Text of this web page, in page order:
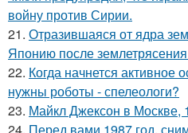
войну против Сирии.
21. Отразившаяся от ядра
Японию после
22. Когда начнется активное
нужны роботы - спелеологи?
23. Майкл Джексон в Москве,
24. Перед вами 1987 год,